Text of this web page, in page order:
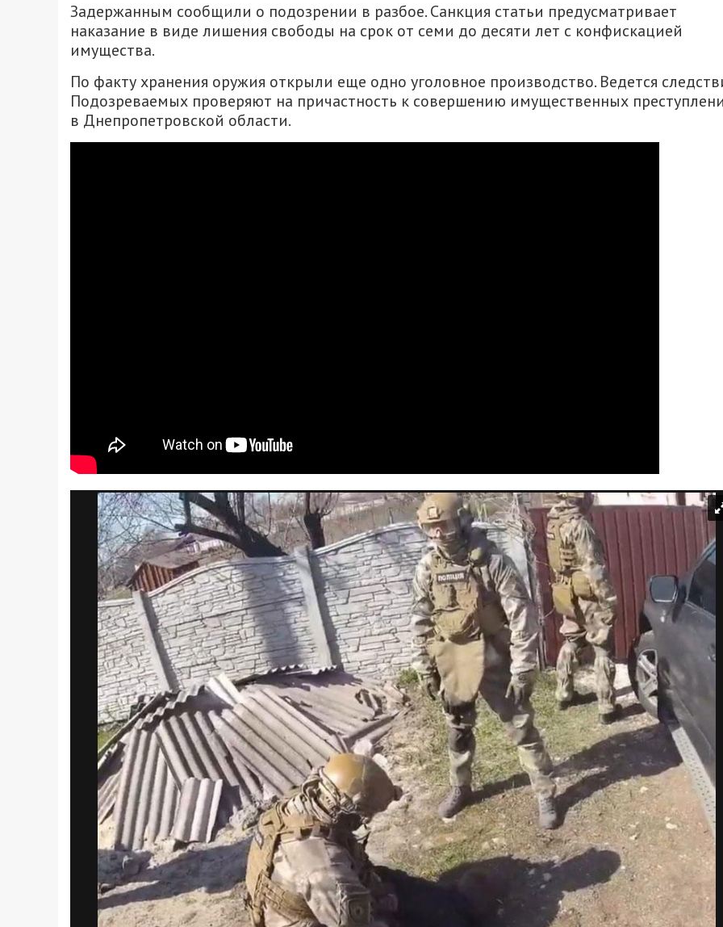
Задержанным сообщили о подозрении в разбое. Санкция статьи предусматривает
наказание в виде лишения свободы на срок от семи до десяти лет с конфискацией
имущества.
По факту хранения оружия открыли еще одно уголовное производство. Ведется
Подозреваемых проверяют на причастность к совершению имущественных
в Днепропетровской области.